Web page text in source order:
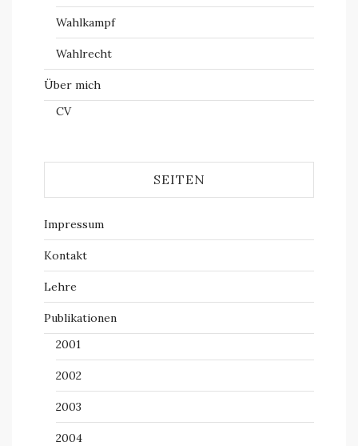
Wahlkampf
Wahlrecht
Über mich
CV
SEITEN
Impressum
Kontakt
Lehre
Publikationen
2001
2002
2003
2004